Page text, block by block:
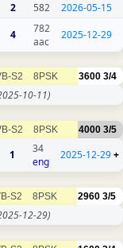
2 582
2026-05-15
4
782
aac
2025-12-29
S2 8PSK 3600 3/4
10-11)
S2 8PSK 4000 3/5
1
34
eng
2025-12-29+
S2 8PSK 2960 3/5
12-29)